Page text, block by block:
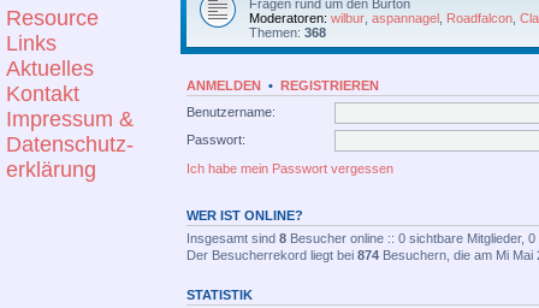
Resource
Links
Aktuelles
Kontakt
Impressum &
Datenschutz-
erklärung
Fragen rund um den Burton
Moderatoren: wilbur aspannagel Roadfalcon
Themen: 368
ANMELDEN • REGISTRIEREN
Benutzername:
Passwort:
Ich habe mein Passwort vergessen
WER IST ONLINE?
Insgesamt sind 8 Besucher online :: 0 sichtbare Mitglieder,
Der Besucherrekord liegt bei 874 Besuchern, die am Mi Mai
STATISTIK